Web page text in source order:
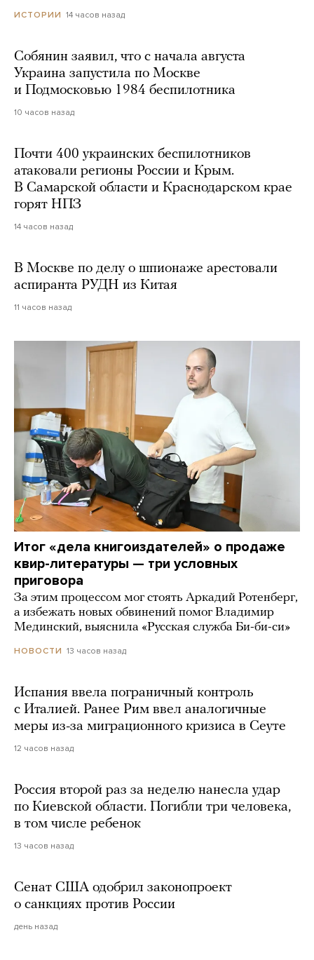
ИСТОРИИ 14 часов назад
Собянин заявил, что с начала августа
Украина запустила по Москве
и Подмосковью 1984 беспилотника
10 часов назад
Почти 400 украинских беспилотников
атаковали регионы России и Крым.
В Самарской области и Краснодарском крае
горят НПЗ
14 часов назад
В Москве по делу о шпионаже арестовали
аспиранта РУДН из Китая
11 часов назад
Итог «дела книгоиздателей» о продаже
квир-литературы — три условных
приговора
За этим процессом мог стоять Аркадий Ротенберг,
а избежать новых обвинений помог Владимир
Мединский, выяснила «Русская служба Би-би-си»
НОВОСТИ 13 часов назад
Испания ввела пограничный контроль
с Италией. Ранее Рим ввел аналогичные
меры из-за миграционного кризиса в Сеуте
12 часов назад
Россия второй раз за неделю нанесла удар
по Киевской области. Погибли три человека,
в том числе ребенок
13 часов назад
Сенат США одобрил законопроект
о санкциях против России
день назад